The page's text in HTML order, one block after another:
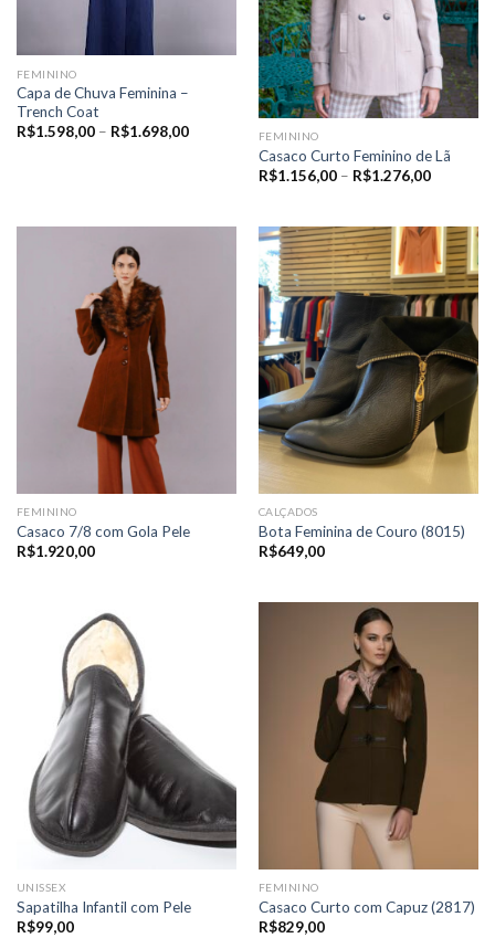
FEMININO
Capa de Chuva Feminina –
Trench Coat
R$1.598,00 – R$1.698,00Price
R$1.598,00
FEMININO
Casaco Curto Feminino de Lã
R$1.156,00 – R$1.276,00Price
FEMININO
Casaco 7/8 com Gola Pele
R$1.920,00
CALÇADOS
Bota Feminina de Couro (8015)
R$649,00
UNISSEX
Sapatilha Infantil com Pele
R$99,00
FEMININO
Casaco Curto com Capuz (2817)
R$829,00